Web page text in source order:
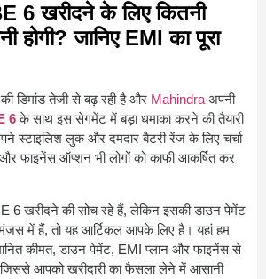
6 खरीदने के लिए कितनी
होगी? जानिए EMI का पूरा
डिमांड तेजी से बढ़ रही है और Mahindra अपनी
6के साथ इस सेगमेंट में बड़ा धमाका करने की तैयारी
स्टाइलिश लुक और दमदार बैटरी रेंज के लिए चर्चा
फाइनेंस ऑप्शन भी लोगों को काफी आकर्षित कर
6 खरीदने की सोच रहे हैं, लेकिन इसकी डाउन पेमेंट
में हैं, तो यह आर्टिकल आपके लिए है। यहां हम
कीमत, डाउन पेमेंट, EMI प्लान और फाइनेंस से
आपको खरीदारी का फैसला लेने में आसानी